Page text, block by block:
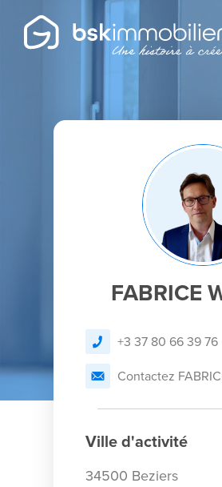
FABRICE
+3 37 80 66 39 76
Contactez
Ville d'activité
34500 Beziers